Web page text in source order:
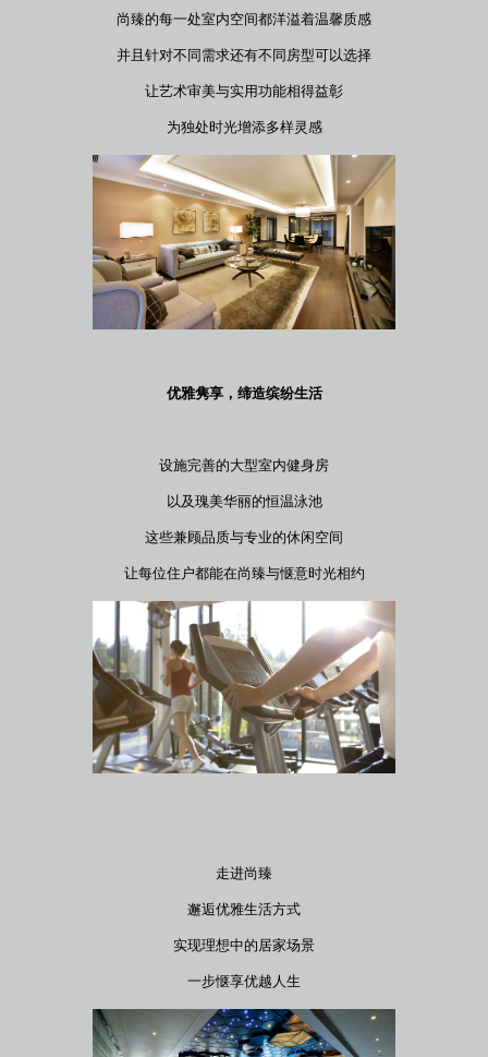
尚臻的每一处室内空间都洋溢着温馨质感
并且针对不同需求还有不同房型可以选择
让艺术审美与实用功能相得益彰
为独处时光增添多样灵感
优雅隽享，缔造缤纷生活
设施完善的大型室内健身房
以及瑰美华丽的恒温泳池
这些兼顾品质与专业的休闲空间
让每位住户都能在尚臻与惬意时光相约
走进尚臻
邂逅优雅生活方式
实现理想中的居家场景
一步惬享优越人生